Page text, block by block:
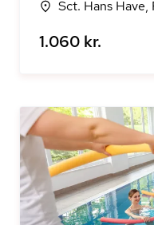
Sct. Hans Have,
1.060 kr.